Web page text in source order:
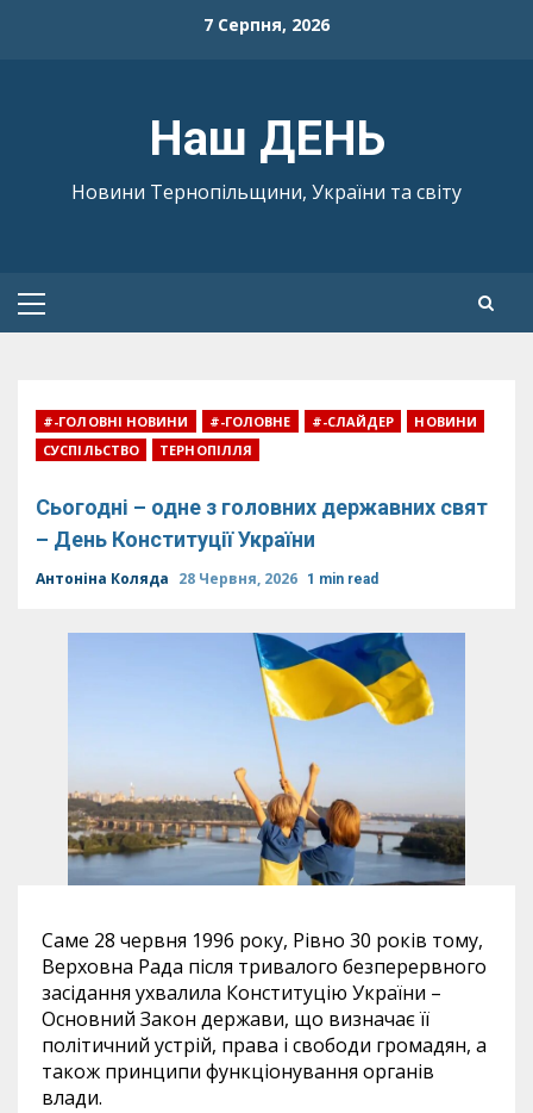
7 Серпня, 2026
Наш ДЕНЬ
Новини Тернопільщини, України та світу
Primary
#-ГОЛОВНІ НОВИНИ #-ГОЛОВНЕ #-СЛАЙДЕР
НОВИНИ
СУСПІЛЬСТВО
ТЕРНОПІЛЛЯ
Сьогодні – одне з головних державних свят
– День Конституції України
Антоніна Коляда 28 Червня, 2026 1 min read
Саме 28 червня 1996 року, Рівно 30 років тому,
Верховна Рада після тривалого безперервного
засідання ухвалила Конституцію України –
Основний Закон держави, що визначає її
політичний устрій, права і свободи громадян, а
також принципи функціонування органів
влади.